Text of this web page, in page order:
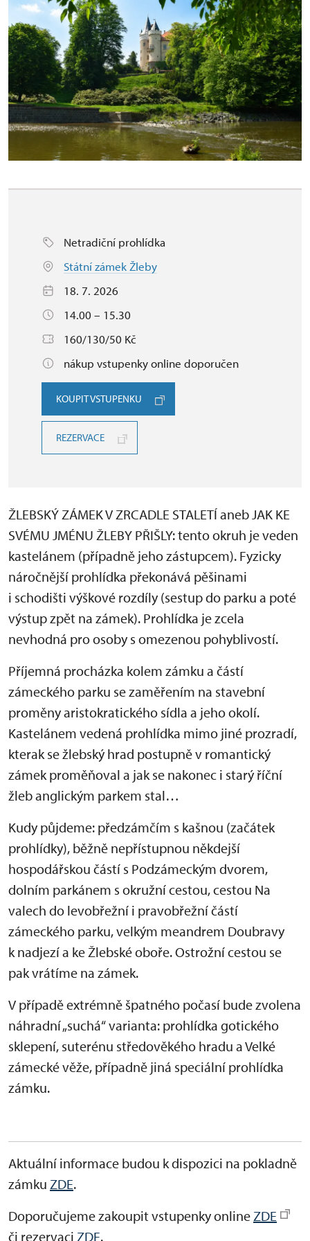
Netradiční prohlídka
Státní zámek Žleby
18. 7. 2026
14.00 – 15.30
160/130/50 Kč
nákup vstupenky online doporučen
KOUPIT VSTUPENKU
REZERVACE
ŽLEBSKÝ ZÁMEK V ZRCADLE STALETÍ aneb JAK KE
SVÉMU JMÉNU ŽLEBY PŘIŠLY: tento okruh je veden
kastelánem (případně jeho zástupcem). Fyzicky
náročnější prohlídka překonává pěšinami
i schodišti výškové rozdíly (sestup do parku a poté
výstup zpět na zámek). Prohlídka je zcela
nevhodná pro osoby s omezenou pohyblivostí.
Příjemná procházka kolem zámku a částí
zámeckého parku se zaměřením na stavební
proměny aristokratického sídla a jeho okolí.
Kastelánem vedená prohlídka mimo jiné prozradí,
kterak se žlebský hrad postupně v romantický
zámek proměňoval a jak se nakonec i starý říční
žleb anglickým parkem stal…
Kudy půjdeme: předzámčím s kašnou (začátek
prohlídky), běžně nepřístupnou někdejší
hospodářskou částí s Podzámeckým dvorem,
dolním parkánem s okružní cestou, cestou Na
valech do levobřežní i pravobřežní částí
zámeckého parku, velkým meandrem Doubravy
k nadjezí a ke Žlebské oboře. Ostrožní cestou se
pak vrátíme na zámek.
V případě extrémně špatného počasí bude zvolena
náhradní „suchá“ varianta: prohlídka gotického
sklepení, suterénu středověkého hradu a Velké
zámecké věže, případně jiná speciální prohlídka
zámku.
Aktuální informace budou k dispozici na pokladně
zámku ZDE.
Doporučujeme zakoupit vstupenky online ZDE
či rezervaci ZDE.